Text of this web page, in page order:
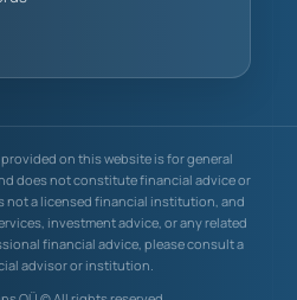
on this website is for general
does not constitute financial advice or
not a licensed financial institution, and
investment advice, or any related
financial advice, please consult a
advisor or institution.